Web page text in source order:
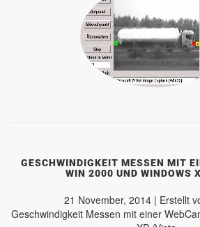
GESCHWINDIGKEIT MESSEN MIT
WIN 2000 UND WINDOWS
21 November, 2014 | Erstellt
Geschwindigkeit Messen mit einer